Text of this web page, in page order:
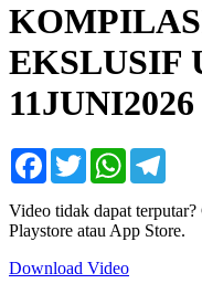
EKSLUSIF
11JUNI2026
Facebook
TwitterWhatsApp
Video tidak dapat
Playstore atau App Store.
Download Video